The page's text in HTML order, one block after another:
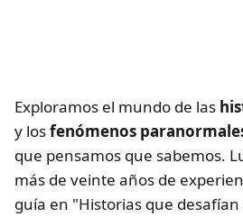
Exploramos el mundo de las
y losfenómenos
que pensamos que sabemos.
más de veinte años de
guía en "Historias que desafían